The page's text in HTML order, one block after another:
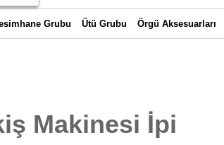
Grubu Ütü Grubu Örgü Aksesuarları
Makinesi İpi